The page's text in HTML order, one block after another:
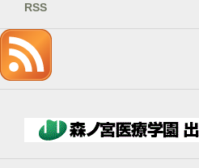
を
記
入
→
ン
RSS